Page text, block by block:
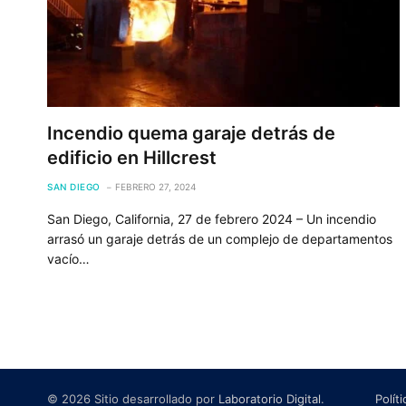
Incendio quema garaje detrás de
edificio en Hillcrest
SAN DIEGO FEBRERO 27, 2024
San Diego, California, 27 de febrero 2024 – Un incendio
arrasó un garaje detrás de un complejo de departamentos
vacío…
© 2026 Sitio desarrollado por Laboratorio Digital.